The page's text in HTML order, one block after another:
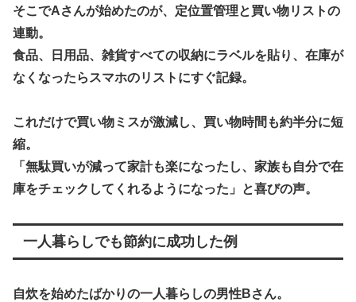
そこでAさんが始めたのが、定位置管理と買い物リストの
連動。
食品、日用品、雑貨すべての収納にラベルを貼り、在庫が
なくなったらスマホのリストにすぐ記録。
これだけで買い物ミスが激減し、買い物時間も約半分に短
縮。
「無駄買いが減って家計も楽になったし、家族も自分で在
庫をチェックしてくれるようになった」と喜びの声。
一人暮らしでも節約に成功した例
自炊を始めたばかりの一人暮らしの男性Bさん。